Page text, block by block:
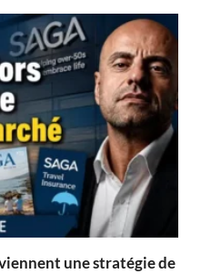
une stratégie de